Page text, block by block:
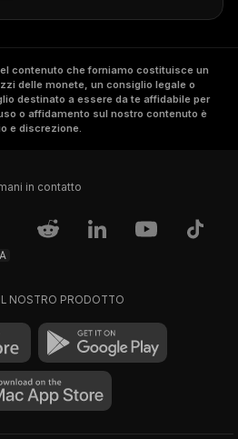
contenuto che forniamo costituisce un
delle monete, un consiglio legale o
destinato a essere da te affidabile per
o affidamento sul nostro contenuto è
e discrezione.
in contatto
NOSTRO PRODOTTO